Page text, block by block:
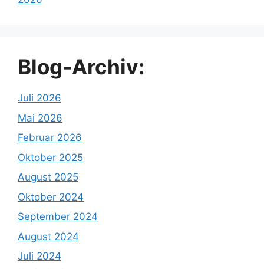
Blog-Archiv:
Juli 2026
Mai 2026
Februar 2026
Oktober 2025
August 2025
Oktober 2024
September 2024
August 2024
Juli 2024